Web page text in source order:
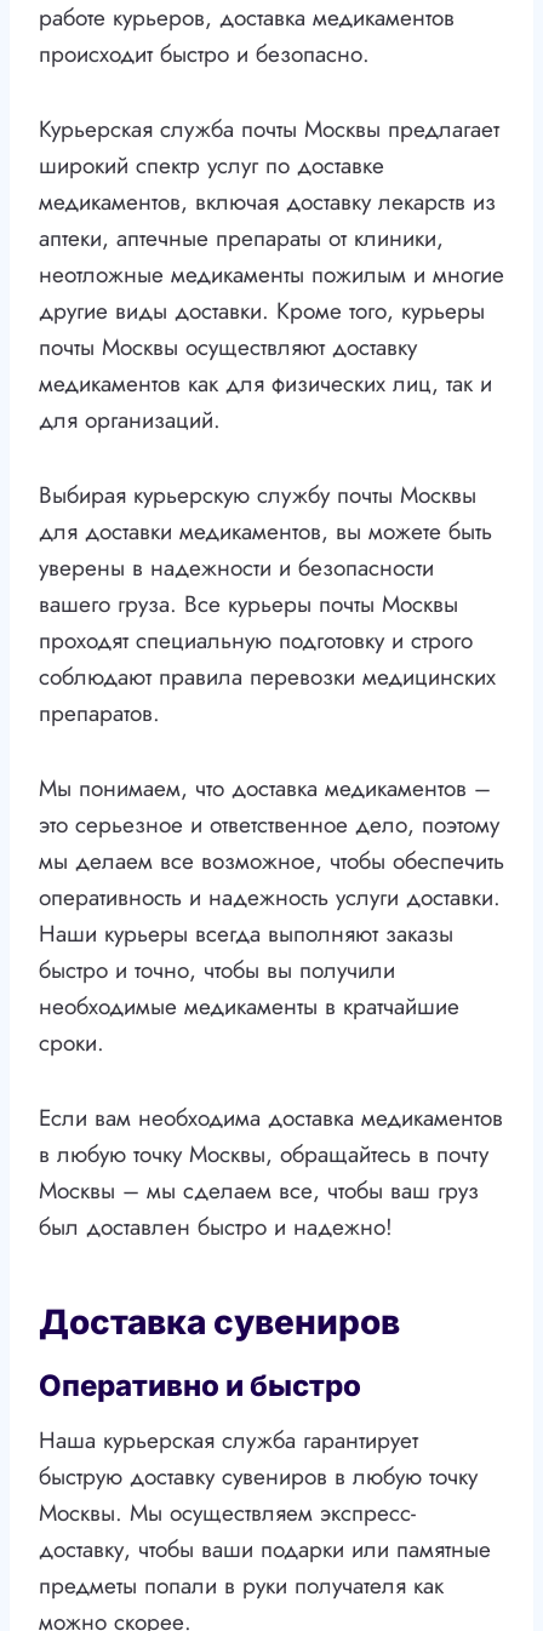
работе курьеров, доставка медикаментов
происходит быстро и безопасно.
Курьерская служба почты Москвы предлагает
широкий спектр услуг по доставке
медикаментов, включая доставку лекарств из
аптеки, аптечные препараты от клиники,
неотложные медикаменты пожилым и многие
другие виды доставки. Кроме того, курьеры
почты Москвы осуществляют доставку
медикаментов как для физических лиц, так и
для организаций.
Выбирая курьерскую службу почты Москвы
для доставки медикаментов, вы можете быть
уверены в надежности и безопасности
вашего груза. Все курьеры почты Москвы
проходят специальную подготовку и строго
соблюдают правила перевозки медицинских
препаратов.
Мы понимаем, что доставка медикаментов –
это серьезное и ответственное дело, поэтому
мы делаем все возможное, чтобы обеспечить
оперативность и надежность услуги доставки.
Наши курьеры всегда выполняют заказы
быстро и точно, чтобы вы получили
необходимые медикаменты в кратчайшие
сроки.
Если вам необходима доставка медикаментов
в любую точку Москвы, обращайтесь в почту
Москвы – мы сделаем все, чтобы ваш груз
был доставлен быстро и надежно!
Доставка сувениров
Оперативно и быстро
Наша курьерская служба гарантирует
быструю доставку сувениров в любую точку
Москвы. Мы осуществляем экспресс-
доставку, чтобы ваши подарки или памятные
предметы попали в руки получателя как
можно скорее.